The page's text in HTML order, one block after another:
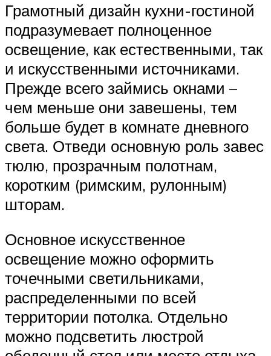
Грамотный дизайн кухни-гостиной
подразумевает полноценное
освещение, как естественными, так
и искусственными источниками.
Прежде всего займись окнами –
чем меньше они завешены, тем
больше будет в комнате дневного
света. Отведи основную роль завес
тюлю, прозрачным полотнам,
коротким (римским, рулонным)
шторам.
Основное искусственное
освещение можно оформить
точечными светильниками,
распределенными по всей
территории потолка. Отдельно
можно подсветить люстрой